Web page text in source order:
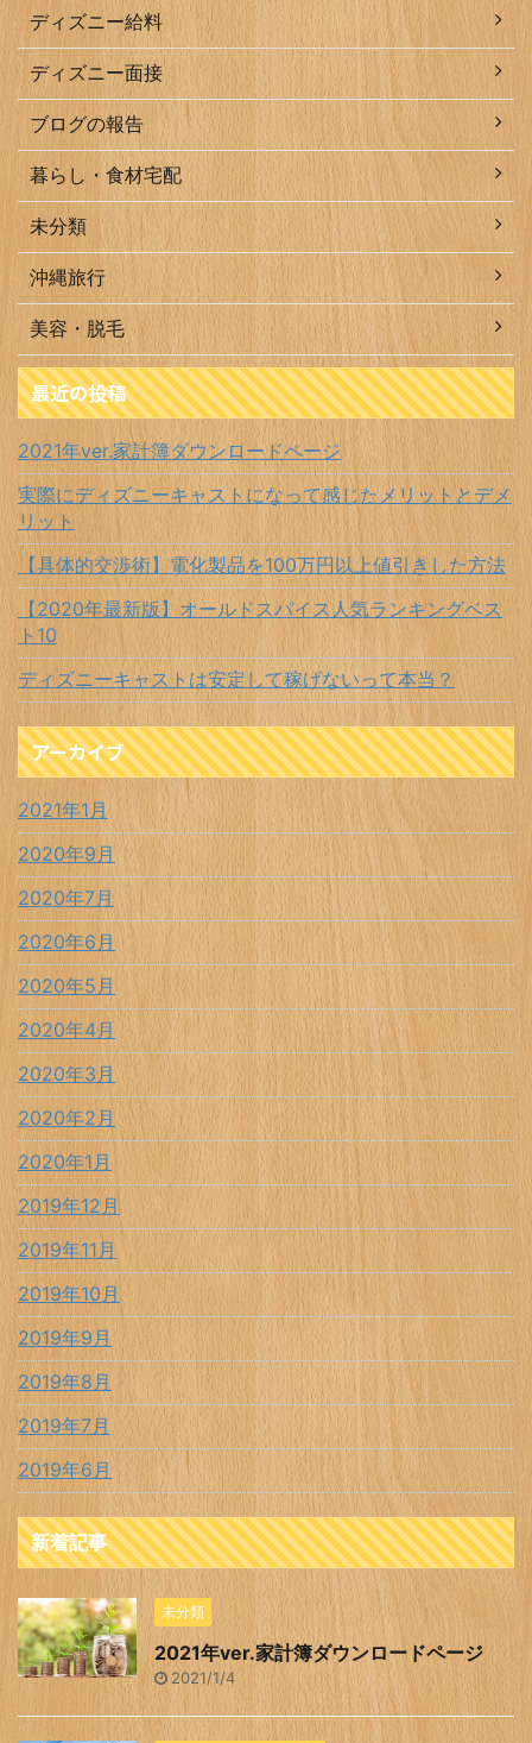
ディズニー給料
ディズニー面接
ブログの報告
暮らし・食材宅配
未分類
沖縄旅行
美容・脱毛
最近の投稿
2021年ver.家計簿ダウンロードページ
実際にディズニーキャストになって感じたメリットとデメ
リット
【具体的交渉術】電化製品を100万円以上値引きした方法
【2020年最新版】オールドスパイス人気ランキングベス
ト10
ディズニーキャストは安定して稼げないって本当？
アーカイブ
2021年1月
2020年9月
2020年7月
2020年6月
2020年5月
2020年4月
2020年3月
2020年2月
2020年1月
2019年12月
2019年11月
2019年10月
2019年9月
2019年8月
2019年7月
2019年6月
新着記事
未分類
2021年ver.家計簿ダウンロードページ
2021/1/4